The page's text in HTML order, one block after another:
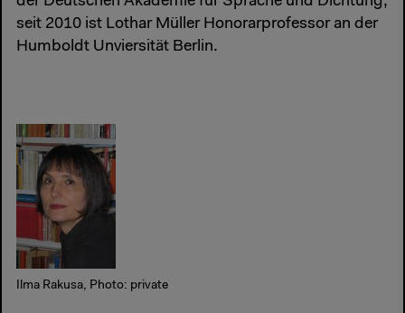
seit 2010 ist Lothar Müller Honorarprofessor an der
Humboldt Unviersität Berlin.
Ilma Rakusa, Photo: private